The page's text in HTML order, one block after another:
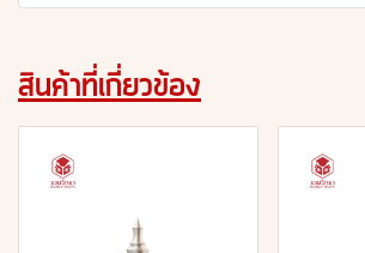
สินค้าที่เกี่ยวข้อง